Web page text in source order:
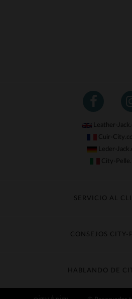
Leather-
Cuir-
Leder-
City-
SERVICIO AL
Cambio &
Contacte con el servicio de
CONSEJOS CITY-
Guía de
HABLANDO DE